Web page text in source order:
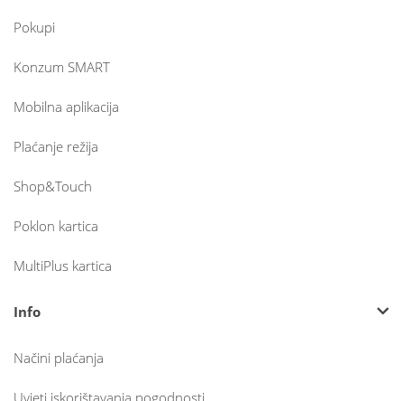
Pokupi
Konzum SMART
Mobilna aplikacija
Plaćanje režija
Shop&Touch
Poklon kartica
MultiPlus kartica
Info
Načini plaćanja